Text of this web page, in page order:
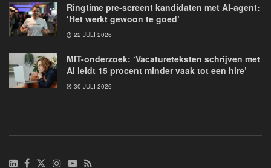
Ringtime pre-screent kandidaten met AI-agent:
‘Het werkt gewoon te goed’
22 JULI 2026
MIT-onderzoek: ‘Vacatureteksten schrijven met
AI leidt 15 procent minder vaak tot een hire’
30 JULI 2026